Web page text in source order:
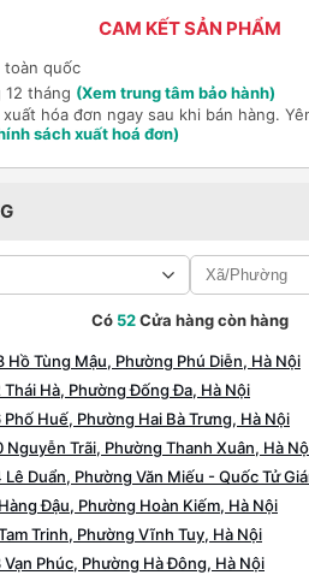
CAM KẾT SẢN PHẨM
toàn quốc
12 tháng (Xem trung tâm bảo hành)
xuất hóa đơn ngay sau khi bán hàng.
sách xuất hoá đơn)
Có 52Cửa hàng còn hàng
Hồ Tùng Mậu, Phường Phú Diễn, Hà Nội
Thái Hà, Phường Đống Đa, Hà Nội
Phố Huế, Phường Hai Bà Trưng, Hà Nội
Nguyễn Trãi, Phường Thanh Xuân, Hà
Lê Duẩn, Phường Văn Miếu - Quốc Tử
Đậu, Phường Hoàn Kiếm, Hà Nội
Trinh, Phường Vĩnh Tuy, Hà Nội
Vạn Phúc, Phường Hà Đông, Hà Nội